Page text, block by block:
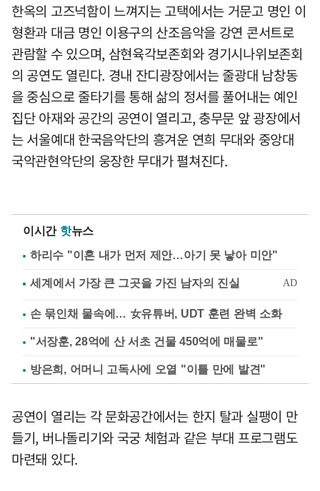
한옥의 고즈넉함이 느껴지는 고택에서는 거문고 명인 이
형환과 대금 명인 이용구의 산조음악을 강연 콘서트로
관람할 수 있으며, 삼현육각보존회와 경기시나위보존회
의 공연도 열린다. 경내 잔디광장에서는 줄광대 남창동
을 중심으로 줄타기를 통해 삶의 정서를 풀어내는 예인
집단 아재와 공간의 공연이 열리고, 충무문 앞 광장에서
는 서울예대 한국음악단의 흥겨운 연희 무대와 중앙대
국악관현악단의 웅장한 무대가 펼쳐진다.
이시간 핫뉴스
하리수 "이혼 내가 먼저 제안…아기 못 낳아 미안"
손 묶인채 물속에… 女유튜버, UDT 훈련 완벽 소화
"서장훈, 28억에 산 서초 건물 450억에 매물로"
방은희, 어머니 고독사에 오열 "이틀 만에 발견"
공연이 열리는 각 문화공간에서는 한지 탈과 실팽이 만
들기, 버나돌리기와 국궁 체험과 같은 부대 프로그램도
마련돼 있다.